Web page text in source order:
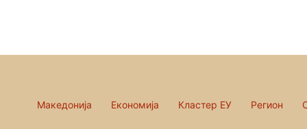
Македонија Економија Кластер ЕУ Регион